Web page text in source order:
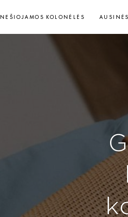
NEŠIOJAMOS KOLONĖLĖS